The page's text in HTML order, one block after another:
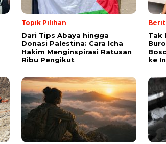
Topik Pilihan
Dari Tips Abaya hingga
Donasi Palestina: Cara Icha
Hakim Menginspirasi Ratusan
Ribu Pengikut
Tak
ke